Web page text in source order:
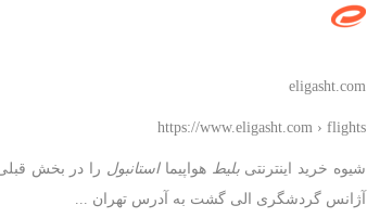
eligasht.com
https://www.eligasht.com › flights
شیوه خرید اینترنتیبلیط هواپیمااستانبول را در بخش
آژانس گردشگری الی گشت به آدرس تهران ...